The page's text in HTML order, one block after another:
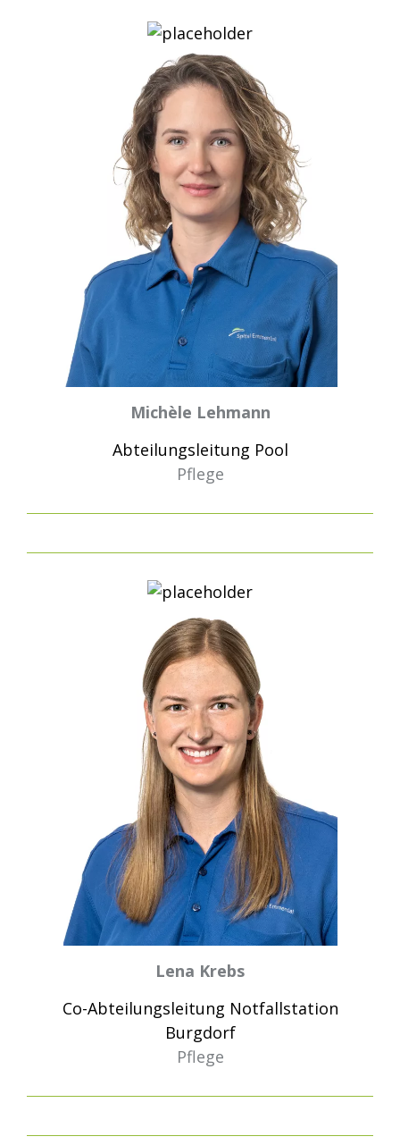
Michèle Lehmann
Abteilungsleitung Pool
Pflege
Lena Krebs
Co-Abteilungsleitung Notfallstation
Burgdorf
Pflege